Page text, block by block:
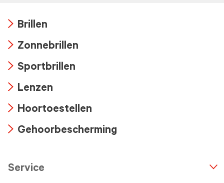
icon
Brillen
icon
Zonnebrillen
icon
Sportbrillen
icon
Lenzen
icon
Hoortoestellen
Gehoorbescherming
Service